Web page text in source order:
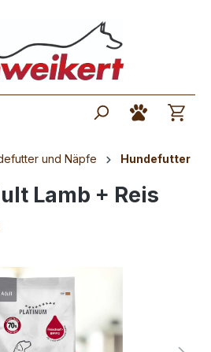
und Näpfe Hundefutter
Lamb + Reis